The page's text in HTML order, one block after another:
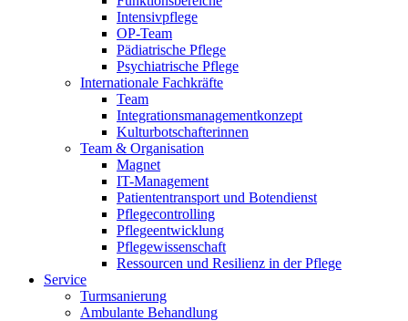
Intensivpflege
OP-Team
Pädiatrische Pflege
Psychiatrische Pflege
Internationale Fachkräfte
Team
Integrationsmanagementkonzept
Kulturbotschafterinnen
Team & Organisation
Magnet
IT-Management
Patiententransport und Botendienst
Pflegecontrolling
Pflegeentwicklung
Pflegewissenschaft
Ressourcen und Resilienz in der Pflege
Service
Turmsanierung
Ambulante Behandlung